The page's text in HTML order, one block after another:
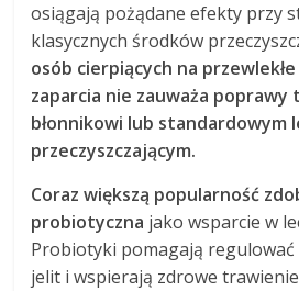
osiągają pożądane efekty przy
klasycznych środków
osób cierpiących na
zaparcia nie zauważa poprawy
błonnikowi lub standardowym
przeczyszczającym.
Coraz większą popularność
probiotyczna jako wsparcie w
Probiotyki pomagają
jelit i wspierają zdrowe